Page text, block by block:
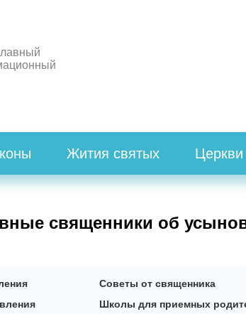
Жития святых
священники об
Советы от священника
Школы для приемных